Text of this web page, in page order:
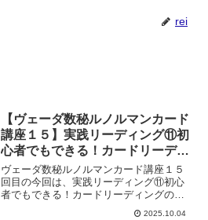
rei
【ヴェーダ数秘ルノルマンカード
講座１５】実践リーディング⑪初
心者でもできる！カードリーディ
ングの基本
ヴェーダ数秘ルノルマンカード講座１５
回目の今回は、実践リーディング⑪初心
者でもできる！カードリーディングの基
本についてのお話をしていきます。2025.10.04